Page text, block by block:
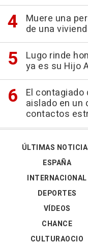
Muere una
de una
Lugo rinde
ya es su Hijo
El
aislado en un
contactos
ÚLTIMAS
ESPAÑA
INTERNACIONAL
DEPORTES
VÍDEOS
CHANCE
CULTURAOCIO